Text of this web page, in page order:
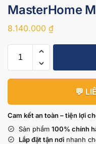
MasterHome
8.140.000 ₫
💬
Cam kết an toàn – tiện lợi
Sản phẩm 100% chính
Lắp đặt tận nơi nhanh